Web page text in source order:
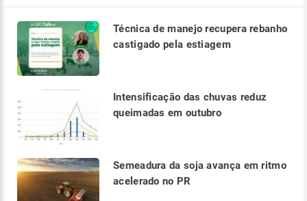
Técnica de manejo recupera rebanho
castigado pela estiagem
Intensificação das chuvas reduz
queimadas em outubro
Semeadura da soja avança em ritmo
acelerado no PR